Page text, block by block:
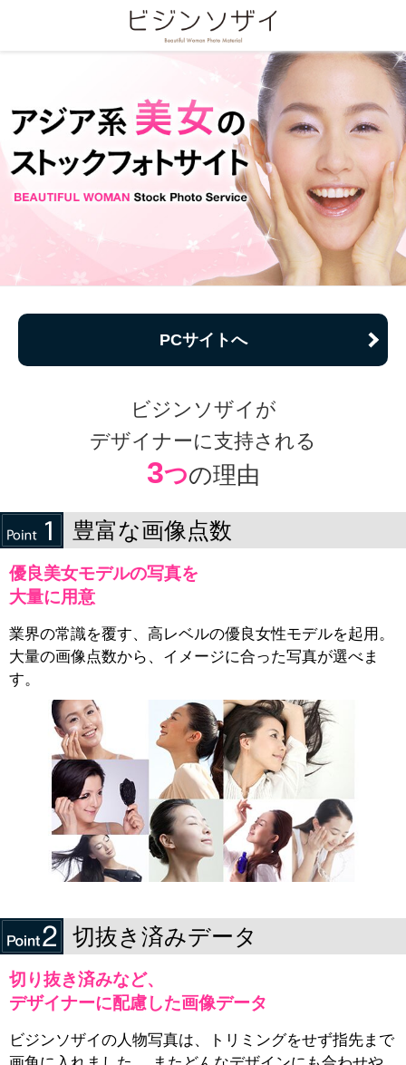
PCサイトへ
ビジンソザイが
デザイナーに支持される
3つの理由
豊富な画像点数
優良美女モデルの写真を
大量に用意
業界の常識を覆す、高レベルの優良女性モデルを起用。
大量の画像点数から、イメージに合った写真が選べま
す。
切抜き済みデータ
切り抜き済みなど、
デザイナーに配慮した画像データ
ビジンソザイの人物写真は、トリミングをせず指先まで